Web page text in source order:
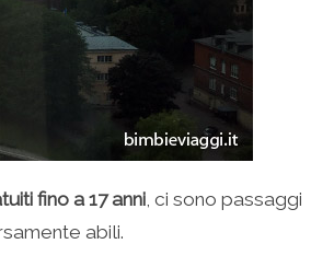
fino a 17 anni , ci sono passaggi
abili.